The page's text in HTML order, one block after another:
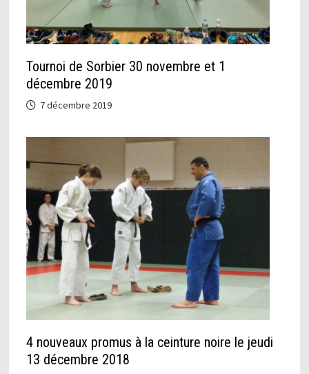
Tournoi de Sorbier 30 novembre et 1
décembre 2019
7 décembre 2019
4 nouveaux promus à la ceinture noire le jeudi
13 décembre 2018